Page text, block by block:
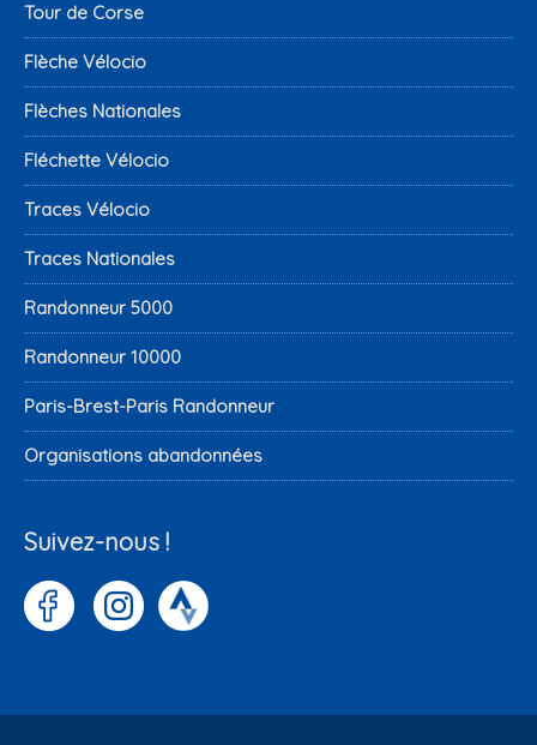
Tour de Corse
Flèche Vélocio
Flèches Nationales
Fléchette Vélocio
Traces Vélocio
Traces Nationales
Randonneur 5000
Randonneur 10000
Paris-Brest-Paris Randonneur
Organisations abandonnées
Suivez-nous !